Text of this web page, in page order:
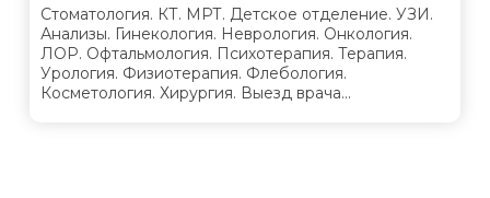
Стоматология. КТ. МРТ. Детское отделение. УЗИ.
Анализы. Гинекология. Неврология. Онкология.
ЛОР. Офтальмология. Психотерапия. Терапия.
Урология. Физиотерапия. Флебология.
Косметология. Хирургия. Выезд врача...